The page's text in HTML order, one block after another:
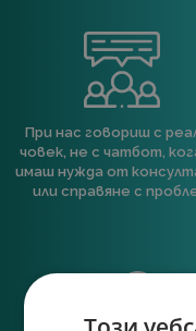
При нас говориш с
човек, не с чатбот,
имаш нужда от
или справяне с